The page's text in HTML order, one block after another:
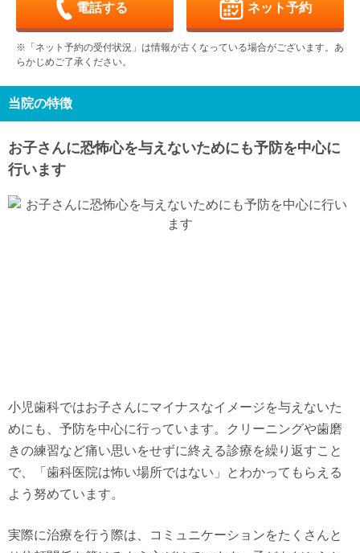
-
水
土
9/19
日
9/20
9/21
9/22
9/23
9/24
9/25
電話する ネット予約
※「ネット予約の受付状況」は情報が古くなっている場合がございます。あ
らかじめご了承ください。
当院の特徴
お子さんに恐怖心を与えないためにも予防を中心に
行います
小児歯科ではお子さんにマイナスなイメージを与えないた
めにも、予防を中心に行っています。クリーニングや歯磨
きの練習など痛い思いをせずに終える診療を繰り返すこと
で、「歯科医院は怖い場所ではない」とわかってもらえる
よう努めています。
実際に治療を行う際は、コミュニケーションをたくさんと